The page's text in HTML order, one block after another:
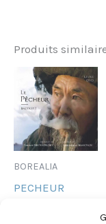
Produits
BOREALIA
PECHEUR